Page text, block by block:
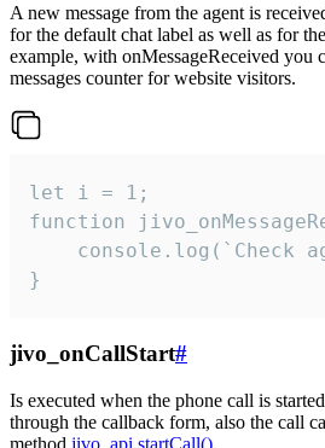
A new message from the agent is
for the default chat label as well as for
example, with onMessageReceived you
messages counter for website visitors.
let i = 1;
function
}
jivo_onCallStart#
Is executed when the phone call is
through the callback form, also the call
method jivo_api.startCall().